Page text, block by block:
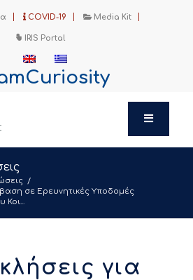
COVID-19 Media Kit
IRIS Portal
/
σε Ερευνητικές Υποδομές
Κοι...
για